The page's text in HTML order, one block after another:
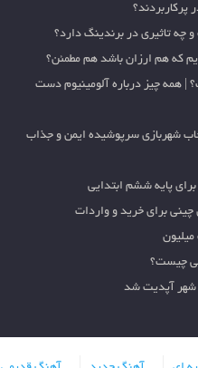
پرکاربردند؟
چه تاثیری در برندینگ دارد؟
که هم ارزان باشد هم مطمئن؟
| همه چیز درباره آلومینیوم دست
شهربازی سرپوشیده ایمن و جذاب
پایه ششم ابتدایی
چینی برای خرید و واردات
چیست؟
شهر آپدیت شد